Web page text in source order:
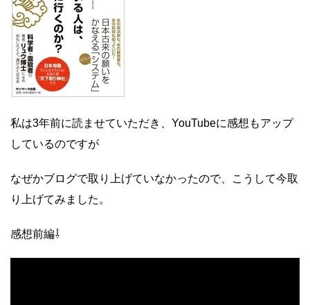
私は3年前に読ませていただき、YouTubeに感想もアップ
しているのですが
なぜかブログで取り上げていなかったので、こうして今取
り上げてみました。
感想前編⇩